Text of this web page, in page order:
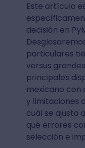
Este artículo
decisión en
particulares
versus
principales
mexicano con
y limitaciones
cuál se ajusta
qué errores
selección e